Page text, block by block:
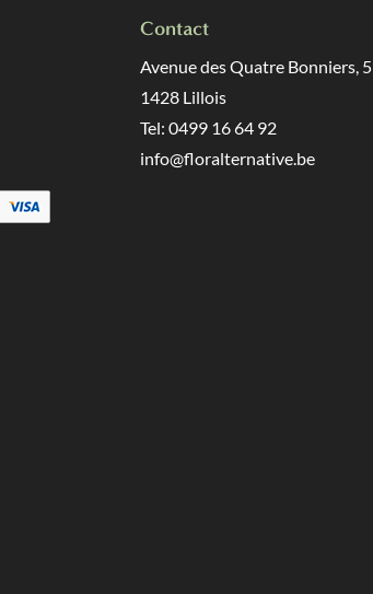
Contact
Avenue des Quatre Bonniers, 5
1428 Lillois
Tel: 0499 16 64 92
info@floralternative.be